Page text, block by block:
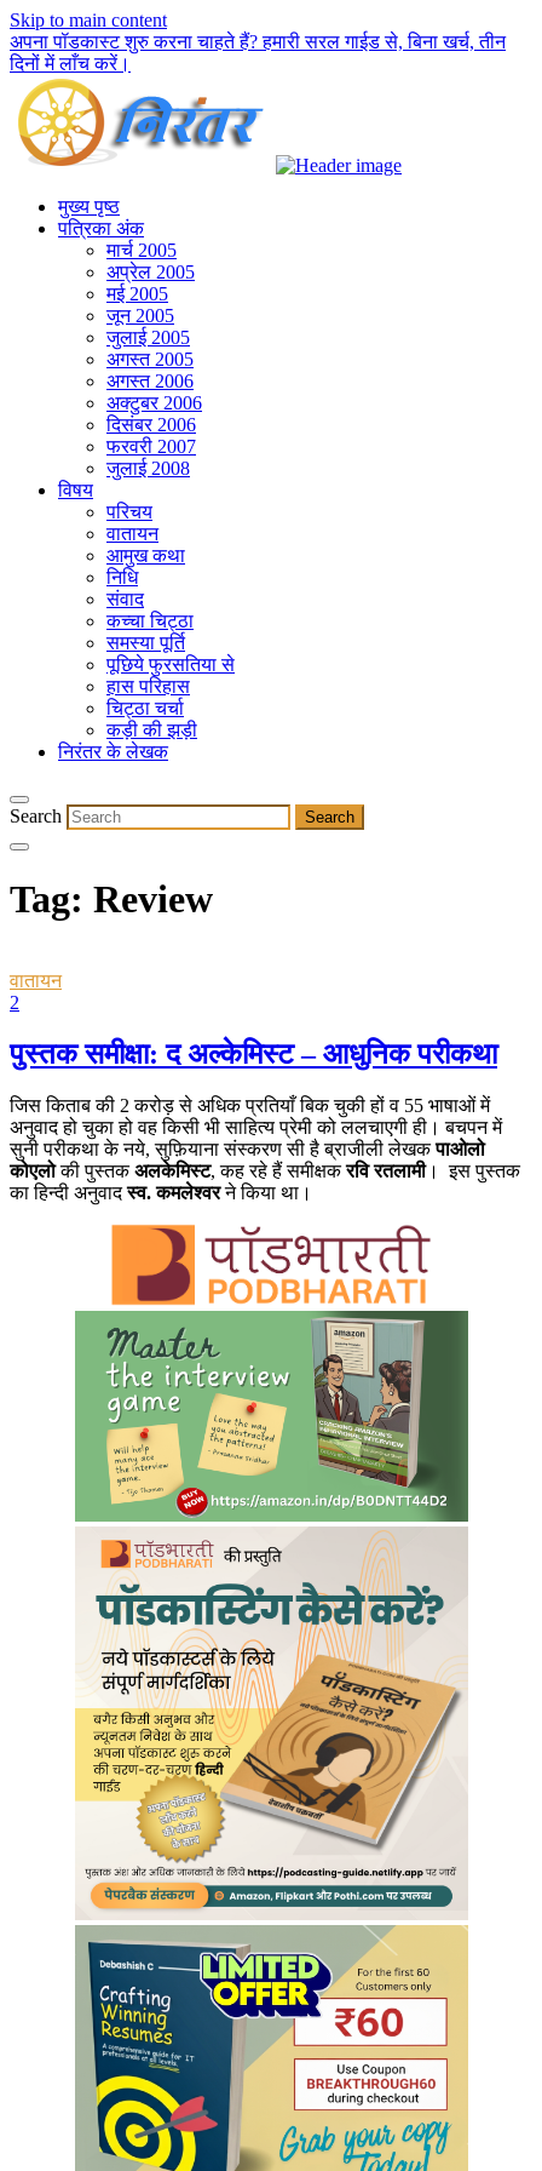
Skip to main content
अपना पॉडकास्ट शुरु करना चाहते हैं? हमारी सरल गाईड से, बिना खर्च, तीन
दिनों में लाँच करें।
मुख्य पृष्ठ
पत्रिका अंक
मार्च 2005
अप्रेल 2005
मई 2005
जून 2005
जुलाई 2005
अगस्त 2005
अगस्त 2006
अक्टुबर 2006
दिसंबर 2006
फरवरी 2007
जुलाई 2008
विषय
परिचय
वातायन
आमुख कथा
निधि
संवाद
कच्चा चिट्ठा
समस्या पूर्ति
पूछिये फुरसतिया से
हास परिहास
चिट्ठा चर्चा
कड़ी की झड़ी
निरंतर के लेखक
Search
Tag: Review
वातायन
2
पुस्तक समीक्षा: द अल्केमिस्ट – आधुनिक परीकथा
जिस किताब की 2 करोड़ से अधिक प्रतियाँ बिक चुकी हों व 55 भाषाओं में
अनुवाद हो चुका हो वह किसी भी साहित्य प्रेमी को ललचाएगी ही। बचपन में
सुनी परीकथा के नये, सुफ़ियाना संस्करण सी है ब्राजीली लेखकपाओलो
कोएलोकी पुस्तकअलकेमिस्ट, कह रहे हैं समीक्षकरवि रतलामी। इस पुस्तक
का हिन्दी अनुवादस्व. कमलेश्वरने किया था।